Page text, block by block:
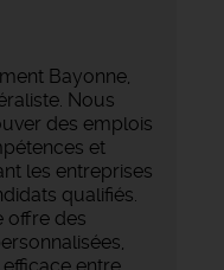
Bayonne,
Nous
des emplois
et
les entreprises
qualifiés.
offre des
entre